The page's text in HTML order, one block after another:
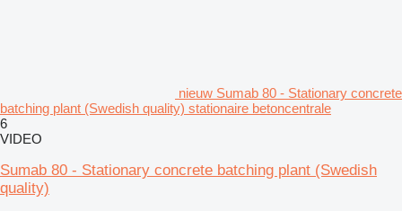
nieuw Sumab 80 - Stationary concrete
batching plant (Swedish quality) stationaire betoncentrale
6
VIDEO
Sumab 80 - Stationary concrete batching plant (Swedish
quality)